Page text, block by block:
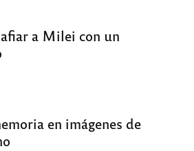
a Milei con un
en imágenes de